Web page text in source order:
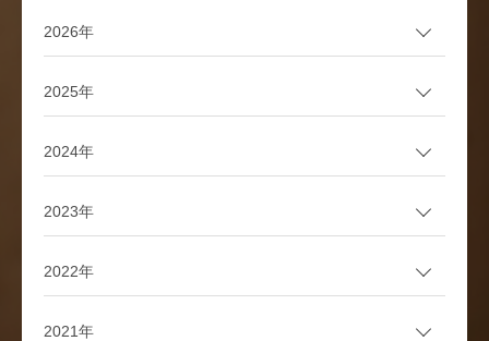
2026年
2025年
2024年
2023年
2022年
2021年